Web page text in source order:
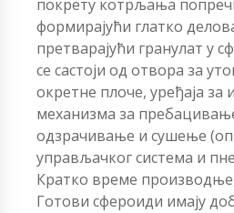
покрету котрљања
формирајући глатко
претварајући гранулат у
се састоји од отвора за
окретне плоче, уређаја за
механизма за
одзрачивање и сушење
управљачког система и
Кратко време
Готови сфероиди имају